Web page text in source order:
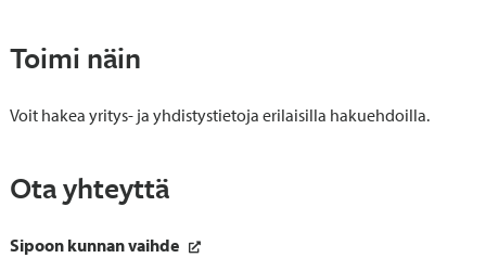
Toimi näin
Voit hakea yritys- ja yhdistystietoja erilaisilla hakuehdoilla.
Ota yhteyttä
Sipoon kunnan vaihde